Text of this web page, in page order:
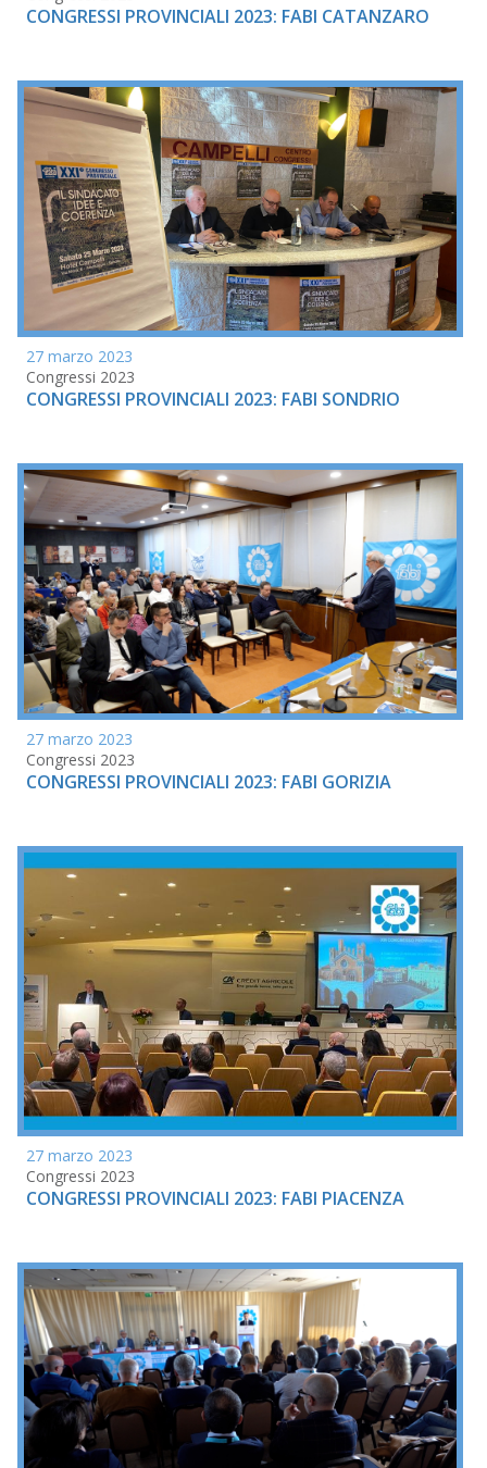
CONGRESSI PROVINCIALI 2023: FABI CATANZARO
27 marzo 2023
Congressi 2023
CONGRESSI PROVINCIALI 2023: FABI SONDRIO
27 marzo 2023
Congressi 2023
CONGRESSI PROVINCIALI 2023: FABI GORIZIA
27 marzo 2023
Congressi 2023
CONGRESSI PROVINCIALI 2023: FABI PIACENZA